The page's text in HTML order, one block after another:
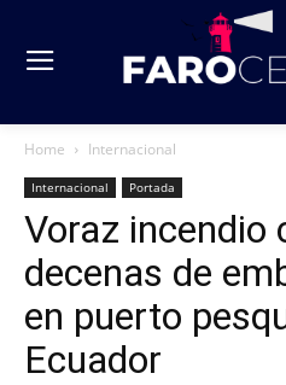
Home Internacional
Internacional Portada
Voraz incendio
decenas de
en puerto
Ecuador